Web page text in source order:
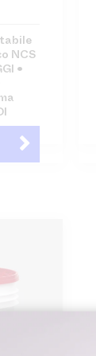
NCS
•